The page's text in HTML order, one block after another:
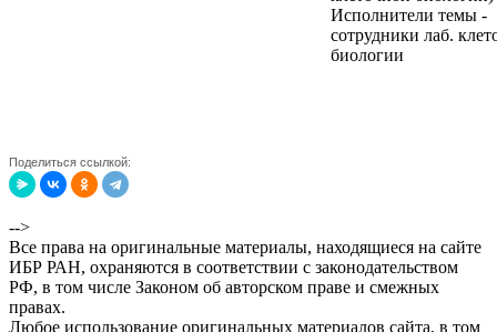
Исполнители темы -
сотрудники лаб.
биологии
Поделиться ссылкой:
-->
Все права на оригинальные материалы, находящиеся на сайте
ИБР РАН, охраняются в соответствии с законодательством
РФ, в том числе Законом об авторском праве и смежных
правах.
Любое использование оригинальных материалов сайта, в том